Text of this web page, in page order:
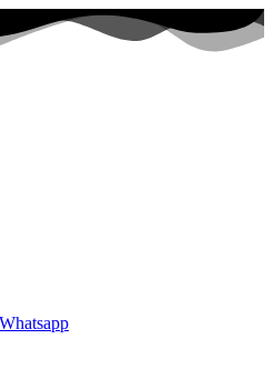
Whatsapp